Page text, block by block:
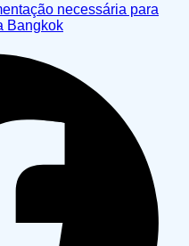
necessária para
Bangkok